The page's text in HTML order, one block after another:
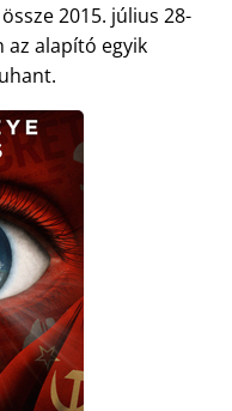
2015. július 28-
az alapító egyik